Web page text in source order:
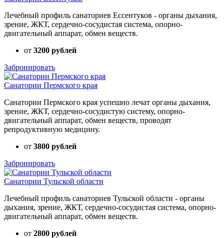
Лечебный профиль санаториев Ессентуков - органы дыхания,
зрение, ЖКТ, сердечно-сосудистая система, опорно-
двигательный аппарат, обмен веществ.
от 3200 рублей
Забронировать
Санатории Пермского края
Санатории Пермского края успешно лечат органы дыхания,
зрение, ЖКТ, сердечно-сосудистую систему, опорно-
двигательный аппарат, обмен веществ, проводят
репродуктивную медицину.
от 3800 рублей
Забронировать
Санатории Тульской области
Лечебный профиль санаториев Тульской области - органы
дыхания, зрение, ЖКТ, сердечно-сосудистая система, опорно-
двигательный аппарат, обмен веществ.
от 2800 рублей